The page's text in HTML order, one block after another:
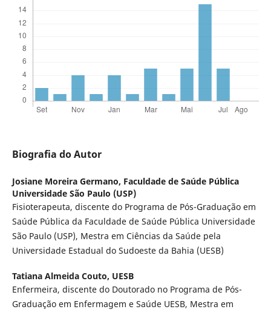
Biografia do Autor
Josiane Moreira Germano, Faculdade de Saúde Pública
Universidade São Paulo (USP)
Fisioterapeuta, discente do Programa de Pós-Graduação em
Saúde Pública da Faculdade de Saúde Pública Universidade
São Paulo (USP), Mestra em Ciências da Saúde pela
Universidade Estadual do Sudoeste da Bahia (UESB)
Tatiana Almeida Couto, UESB
Enfermeira, discente do Doutorado no Programa de Pós-
Graduação em Enfermagem e Saúde UESB, Mestra em